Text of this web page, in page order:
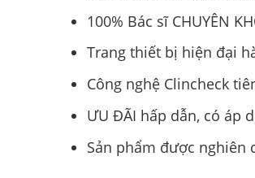
100% Bác sĩ CHUYÊN
Trang thiết bị hiện đại
Công nghệ Clincheck
ƯU ĐÃI hấp dẫn, có áp
Sản phẩm được nghiên